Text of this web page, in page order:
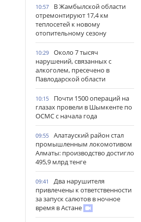
10:57
В Жамбылской области
отремонтируют 17,4 км
теплосетей к новому
отопительному сезону
10:29
Около 7 тысяч
нарушений, связанных с
алкоголем, пресечено в
Павлодарской области
10:15
Почти 1500 операций на
глазах провели в Шымкенте по
ОСМС с начала года
09:55
Алатауский район стал
промышленным локомотивом
Алматы: производство достигло
495,9 млрд тенге
09:41
Два нарушителя
привлечены к ответственности
за запуск салютов в ночное
время в Астане